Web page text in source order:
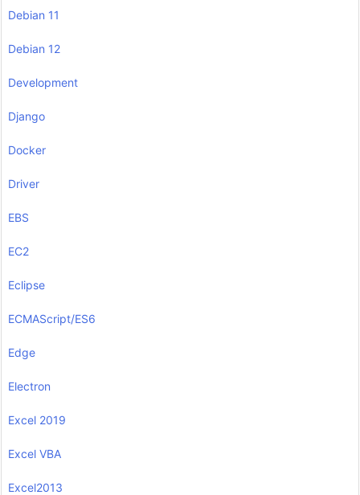
Debian 11
Debian 12
Development
Django
Docker
Driver
EBS
EC2
Eclipse
ECMAScript/ES6
Edge
Electron
Excel 2019
Excel VBA
Excel2013